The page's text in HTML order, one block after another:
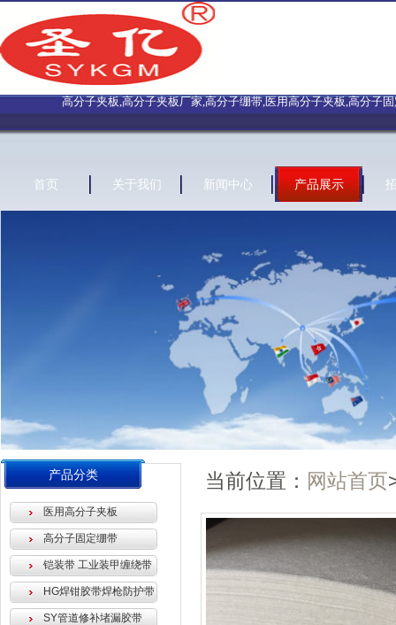
高分子夹板,高分子夹板厂家,高分子绷带,医用高分子夹板,高分子
首页 关于我们 新闻中心 产品展示
产品分类
医用高分子夹板
高分子固定绷带
铠装带 工业装甲缠绕带
HG焊钳胶带焊枪防护带
SY管道修补堵漏胶带
当前位置： 网站首页